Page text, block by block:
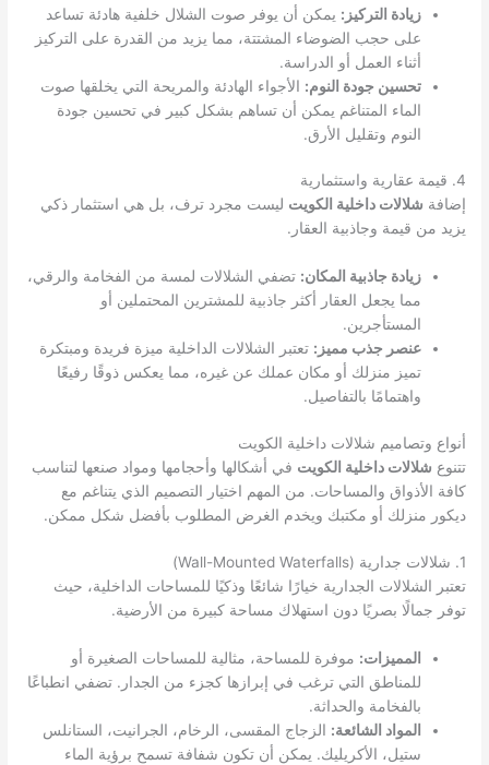
زيادة التركيز: يمكن أن يوفر صوت الشلال خلفية هادئة تساعد
على حجب الضوضاء المشتتة، مما يزيد من القدرة على التركيز
أثناء العمل أو الدراسة.
تحسين جودة النوم: الأجواء الهادئة والمريحة التي يخلقها صوت
الماء المتناغم يمكن أن تساهم بشكل كبير في تحسين جودة
النوم وتقليل الأرق.
4. قيمة عقارية واستثمارية
إضافة شلالات داخلية الكويت ليست مجرد ترف، بل هي استثمار ذكي
يزيد من قيمة وجاذبية العقار.
زيادة جاذبية المكان: تضفي الشلالات لمسة من الفخامة والرقي،
مما يجعل العقار أكثر جاذبية للمشترين المحتملين أو
المستأجرين.
عنصر جذب مميز: تعتبر الشلالات الداخلية ميزة فريدة ومبتكرة
تميز منزلك أو مكان عملك عن غيره، مما يعكس ذوقًا رفيعًا
واهتمامًا بالتفاصيل.
أنواع وتصاميم شلالات داخلية الكويت
تتنوع شلالات داخلية الكويت في أشكالها وأحجامها ومواد صنعها لتناسب
كافة الأذواق والمساحات. من المهم اختيار التصميم الذي يتناغم مع
ديكور منزلك أو مكتبك ويخدم الغرض المطلوب بأفضل شكل ممكن.
1. شلالات جدارية (Wall-Mounted Waterfalls)
تعتبر الشلالات الجدارية خيارًا شائعًا وذكيًا للمساحات الداخلية، حيث
توفر جمالًا بصريًا دون استهلاك مساحة كبيرة من الأرضية.
المميزات: موفرة للمساحة، مثالية للمساحات الصغيرة أو
للمناطق التي ترغب في إبرازها كجزء من الجدار. تضفي انطباعًا
بالفخامة والحداثة.
المواد الشائعة: الزجاج المقسى، الرخام، الجرانيت، الستانلس
ستيل، الأكريليك. يمكن أن تكون شفافة تسمح برؤية الماء